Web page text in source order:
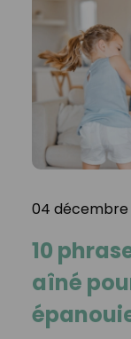
04 décembre
10
aîné